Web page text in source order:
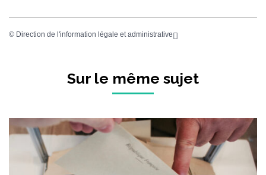
© Direction de l'information légale et administrative
Sur le même sujet